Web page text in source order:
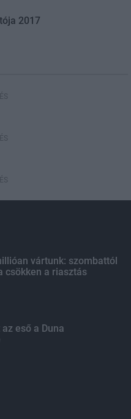
2017
vártunk: szombattól
csökken a riasztás
eső a Duna